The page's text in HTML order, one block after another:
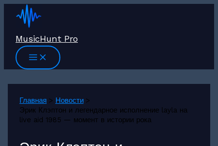
Перейти
MusicHunt Pro
Главная
Новости
Эрик Клэптон и легендарное исполнение layla на
live aid 1985 — момент в истории рока